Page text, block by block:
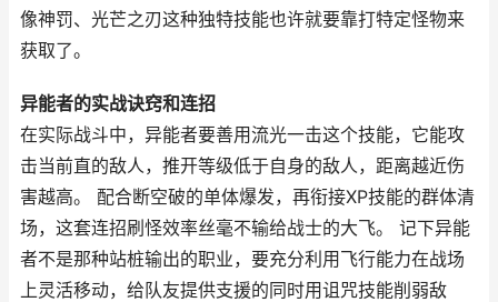
像神罚、光芒之刃这种独特技能也许就要靠打特定怪物来
获取了。
异能者的实战诀窍和连招
在实际战斗中，异能者要善用流光一击这个技能，它能攻
击当前直的敌人，推开等级低于自身的敌人，距离越近伤
害越高。 配合断空破的单体爆发，再衔接XP技能的群体清
场，这套连招刷怪效率丝毫不输给战士的大飞。 记下异能
者不是那种站桩输出的职业，要充分利用飞行能力在战场
上灵活移动，给队友提供支援的同时用诅咒技能削弱敌